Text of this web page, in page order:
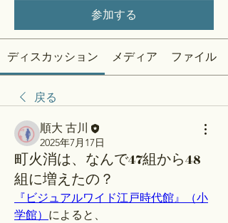
参加する
ディスカッション メディア ファイル
戻る
順大 古川
2025年7月17日
町火消は、なんで47組から48
組に増えたの？
『ビジュアルワイド江戸時代館』（小
学館） によると、